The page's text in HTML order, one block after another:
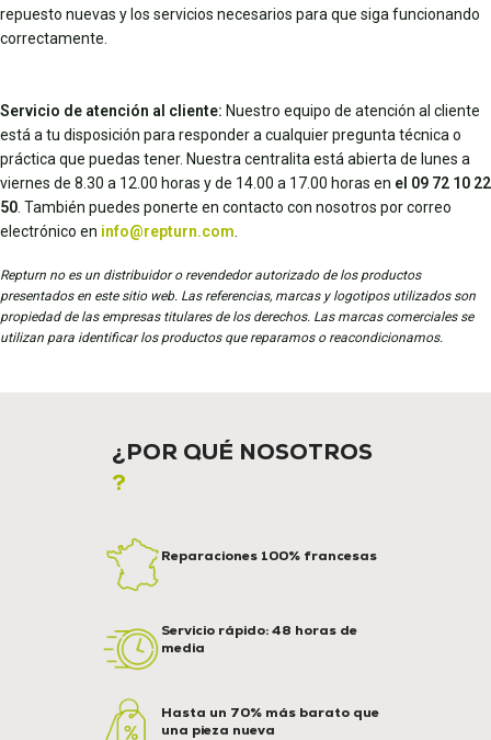
repuesto nuevas y los servicios necesarios para que siga funcionando
correctamente.
Servicio de atención al cliente: Nuestro equipo de atención al cliente
está a tu disposición para responder a cualquier pregunta técnica o
práctica que puedas tener. Nuestra centralita está abierta de lunes a
viernes de 8.30 a 12.00 horas y de 14.00 a 17.00 horas en el 09 72 10 22
50 . También puedes ponerte en contacto con nosotros por correo
electrónico en info@repturn.com
Repturn no es un distribuidor o revendedor autorizado de los productos
presentados en este sitio web. Las referencias, marcas y logotipos utilizados son
propiedad de las empresas titulares de los derechos. Las marcas comerciales se
utilizan para identificar los productos que reparamos o reacondicionamos.
¿POR QUÉ NOSOTROS
?
Reparaciones 100% francesas
Servicio rápido: 48 horas de
media
Hasta un 70% más barato que
una pieza nueva